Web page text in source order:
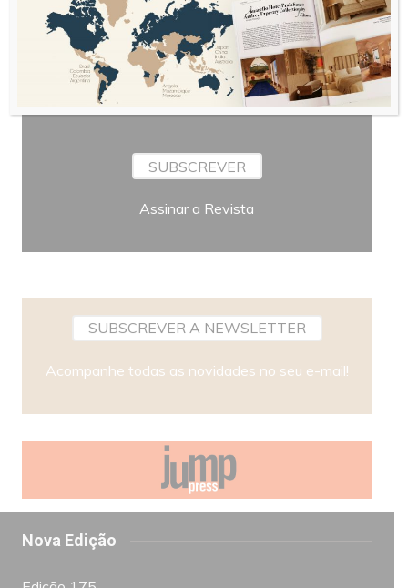
Periodicidade
SUBSCREVER
Assinar a Revista
SUBSCREVER A NEWSLETTER
Acompanhe todas as novidades no seu e-mail!
Nova Edição